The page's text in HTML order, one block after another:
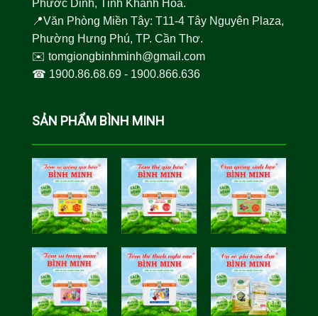
Phước Dinh, Tỉnh Khánh Hòa.
📍Văn Phòng Miền Tây: T11-4 Tây Nguyên Plaza,
Phường Hưng Phú, TP. Cần Thơ.
✉️ tomgiongbinhminh@gmail.com
☎︎ 1900.86.68.69- 1900.866.636
SẢN PHẨM BÌNH MINH
Hóa Bình
Minh
Học Bình
Minh